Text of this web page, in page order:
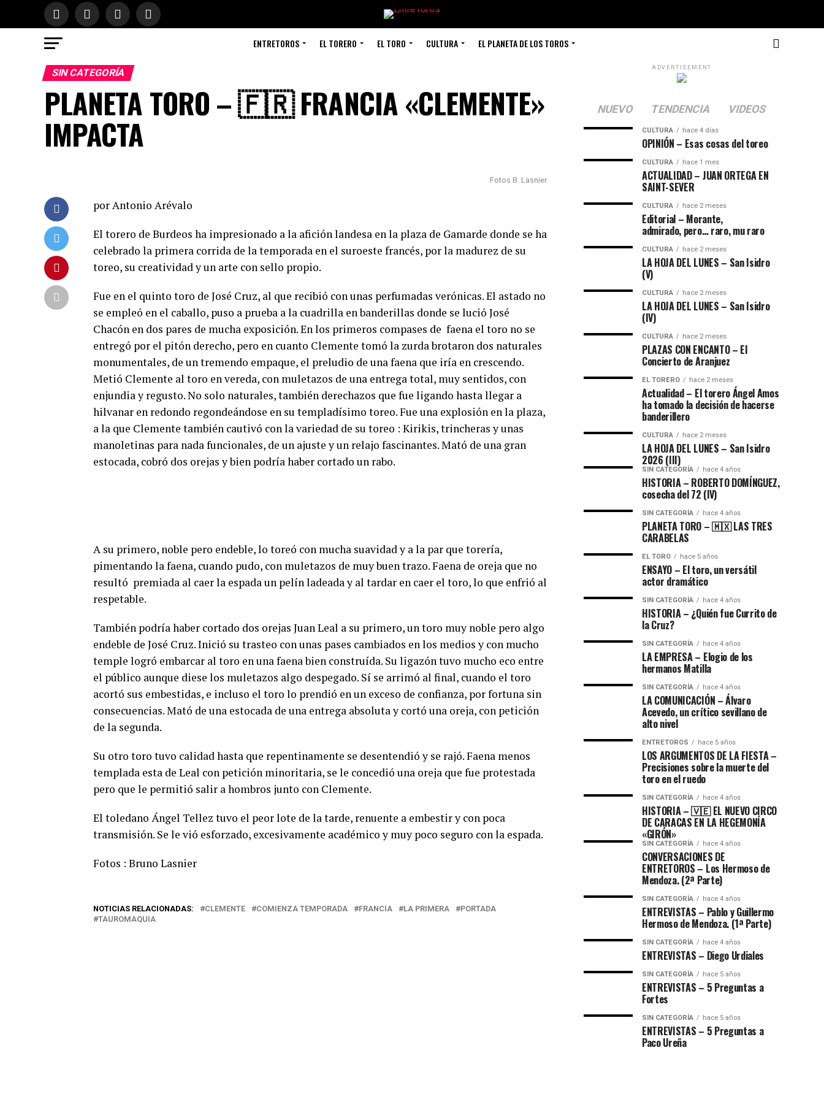
ENTRETOROS EL TORERO EL TORO CULTURA EL PLANETA DE LOS TOROS
SIN CATEGORÍA
PLANETA TORO – 🇫🇷 FRANCIA «CLEMENTE»
IMPACTA
Fotos B. Lasnier
por Antonio Arévalo
El torero de Burdeos ha impresionado a la afición landesa en la plaza de Gamarde donde se ha
celebrado la primera corrida de la temporada en el suroeste francés, por la madurez de su
toreo, su creatividad y un arte con sello propio.
Fue en el quinto toro de José Cruz, al que recibió con unas perfumadas verónicas. El astado no
se empleó en el caballo, puso a prueba a la cuadrilla en banderillas donde se lució José
Chacón en dos pares de mucha exposición. En los primeros compases de faena el toro no se
entregó por el pitón derecho, pero en cuanto Clemente tomó la zurda brotaron dos naturales
monumentales, de un tremendo empaque, el preludio de una faena que iría en crescendo.
Metió Clemente al toro en vereda, con muletazos de una entrega total, muy sentidos, con
enjundia y regusto. No solo naturales, también derechazos que fue ligando hasta llegar a
hilvanar en redondo regondeándose en su templadísimo toreo. Fue una explosión en la plaza,
a la que Clemente también cautivó con la variedad de su toreo : Kirikis, trincheras y unas
manoletinas para nada funcionales, de un ajuste y un relajo fascinantes. Mató de una gran
estocada, cobró dos orejas y bien podría haber cortado un rabo.
A su primero, noble pero endeble, lo toreó con mucha suavidad y a la par que torería,
pimentando la faena, cuando pudo, con muletazos de muy buen trazo. Faena de oreja que no
resultó premiada al caer la espada un pelín ladeada y al tardar en caer el toro, lo que enfrió al
respetable.
También podría haber cortado dos orejas Juan Leal a su primero, un toro muy noble pero algo
endeble de José Cruz. Inició su trasteo con unas pases cambiados en los medios y con mucho
temple logró embarcar al toro en una faena bien construída. Su ligazón tuvo mucho eco entre
el público aunque diese los muletazos algo despegado. Sí se arrimó al final, cuando el toro
acortó sus embestidas, e incluso el toro lo prendió en un exceso de confianza, por fortuna sin
consecuencias. Mató de una estocada de una entrega absoluta y cortó una oreja, con petición
de la segunda.
Su otro toro tuvo calidad hasta que repentinamente se desentendió y se rajó. Faena menos
templada esta de Leal con petición minoritaria, se le concedió una oreja que fue protestada
pero que le permitió salir a hombros junto con Clemente.
El toledano Ángel Tellez tuvo el peor lote de la tarde, renuente a embestir y con poca
transmisión. Se le vió esforzado, excesivamente académico y muy poco seguro con la espada.
Fotos : Bruno Lasnier
NOTICIAS RELACIONADAS: CLEMENTE COMIENZA TEMPORADA FRANCIA LA PRIMERA
PORTADA
TAUROMAQUIA
ADVERTISEMENT
NUEVO TENDENCIA VIDEOS
CULTURA hace 4 días
OPINIÓN – Esas cosas del toreo
CULTURA hace 1 mes
ACTUALIDAD – JUAN ORTEGA EN
SAINT-SEVER
CULTURA hace 2 meses
Editorial – Morante,
admirado, pero… raro, mu raro
CULTURA hace 2 meses
LA HOJA DEL LUNES – San Isidro
(V)
CULTURA hace 2 meses
LA HOJA DEL LUNES – San Isidro
(IV)
CULTURA hace 2 meses
PLAZAS CON ENCANTO – El
Concierto de Aranjuez
EL TORERO hace 2 meses
Actualidad – El torero Ángel Amos
ha tomado la decisión de hacerse
banderillero
CULTURA hace 2 meses
LA HOJA DEL LUNES – San Isidro
2026 (III)
SIN CATEGORÍA hace 4 años
HISTORIA – ROBERTO DOMÍNGUEZ,
cosecha del 72 (lV)
SIN CATEGORÍA hace 4 años
PLANETA TORO – 🇲🇽 LAS TRES
CARABELAS
EL TORO hace 5 años
ENSAYO – El toro, un versátil
actor dramático
SIN CATEGORÍA hace 4 años
HISTORIA – ¿Quién fue Currito de
la Cruz?
SIN CATEGORÍA hace 4 años
LA EMPRESA – Elogio de los
hermanos Matilla
SIN CATEGORÍA hace 4 años
LA COMUNICACIÓN – ​Álvaro
Acevedo, un crítico sevillano de
alto nivel
ENTRETOROS hace 5 años
LOS ARGUMENTOS DE LA FIESTA –
Precisiones sobre la muerte del
toro en el ruedo
SIN CATEGORÍA hace 4 años
HISTORIA – 🇻🇪 EL NUEVO CIRCO
DE CARACAS EN LA HEGEMONÍA
«GIRÓN»
SIN CATEGORÍA hace 4 años
CONVERSACIONES DE
ENTRETOROS – Los Hermoso de
Mendoza. (2ª Parte)
SIN CATEGORÍA hace 4 años
ENTREVISTAS – Pablo y Guillermo
Hermoso de Mendoza. (1ª Parte)
SIN CATEGORÍA hace 4 años
ENTREVISTAS – Diego Urdiales
SIN CATEGORÍA hace 5 años
ENTREVISTAS – 5 Preguntas a
Fortes
SIN CATEGORÍA hace 5 años
ENTREVISTAS – 5 Preguntas a
Paco Ureña